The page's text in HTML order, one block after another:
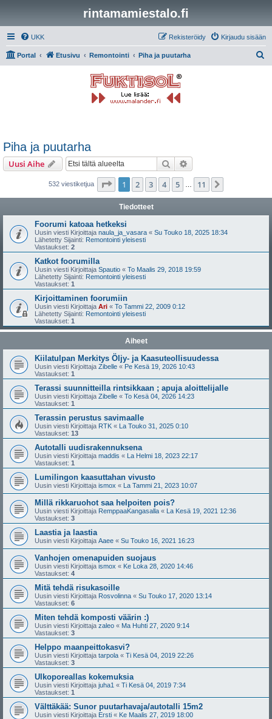
rintamamiestalo.fi
UKK Kirjaudu sisään
Rekisteröidy
Portal Etusivu Remontointi Piha ja puutarha
Piha ja puutarha
Uusi Aihe Etsi
532 viestiketjua Sivu /11
1 2 3 4 5 11
Tiedotteet
Foorumi katoaa hetkeksi
Uusin viesti Kirjoittaja naula_ja_vasara « Su Touko 18, 2025 18:34
Lähetetty Sijainti: Remontointi yleisesti
Vastaukset: 2
Katkot foorumilla
Uusin viesti Kirjoittaja Spautio « To Maalis 29, 2018 19:59
Lähetetty Sijainti: Remontointi yleisesti
Vastaukset: 1
Kirjoittaminen foorumiin
Uusin viesti Kirjoittaja Ari « To Tammi 22, 2009 0:12
Lähetetty Sijainti: Remontointi yleisesti
Vastaukset: 1
Aiheet
Kiilatulpan Merkitys Öljy- ja Kaasuteollisuudessa
Uusin viesti Kirjoittaja Zibelle « Pe Kesä 19, 2026 10:43
Vastaukset: 1
Terassi suunnitteilla rintsikkaan ; apuja aloittelijalle
Uusin viesti Kirjoittaja Zibelle « To Kesä 04, 2026 14:23
Vastaukset: 1
Terassin perustus savimaalle
Uusin viesti Kirjoittaja RTK « La Touko 31, 2025 0:10
Vastaukset: 13
Autotalli uudisrakennuksena
Uusin viesti Kirjoittaja maddis « La Helmi 18, 2023 22:17
Vastaukset: 1
Lumilingon kaasuttahan vivusto
Uusin viesti Kirjoittaja ismox « La Tammi 21, 2023 10:07
Millä rikkaruohot saa helpoiten pois?
Uusin viesti Kirjoittaja RemppaaKangasalla « La Kesä 19, 2021 12:36
Vastaukset: 3
Laastia ja laastia
Uusin viesti Kirjoittaja Aaee « Su Touko 16, 2021 16:23
Vanhojen omenapuiden suojaus
Uusin viesti Kirjoittaja ismox « Ke Loka 28, 2020 14:46
Vastaukset: 4
Mitä tehdä risukasoille
Uusin viesti Kirjoittaja Rosvolinna « Su Touko 17, 2020 13:14
Vastaukset: 6
Miten tehdä komposti väärin :)
Uusin viesti Kirjoittaja zaleo « Ma Huhti 27, 2020 9:14
Vastaukset: 3
Helppo maanpeittokasvi?
Uusin viesti Kirjoittaja tarpola « Ti Kesä 04, 2019 22:26
Vastaukset: 3
Ulkoporeallas kokemuksia
Uusin viesti Kirjoittaja juha1 « Ti Kesä 04, 2019 7:34
Vastaukset: 1
Välttäkää: Sunor puutarhavaja/autotalli 15m2
Uusin viesti Kirjoittaja Ersti « Ke Maalis 27, 2019 18:00